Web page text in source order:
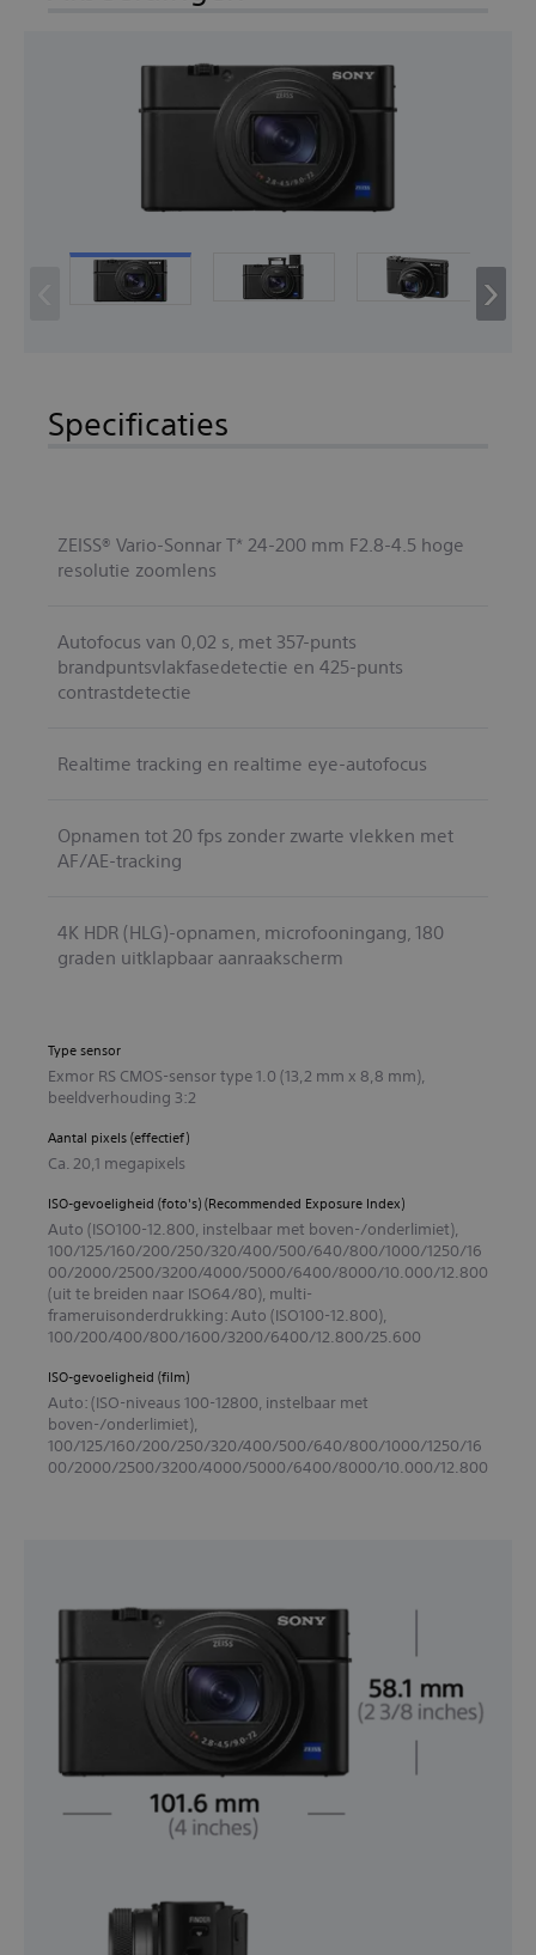
›
Specificaties
ZEISS® Vario-Sonnar T* 24-200 mm F2.8-4.5 hoge
resolutie zoomlens
Autofocus van 0,02 s, met 357-punts
brandpuntsvlakfasedetectie en 425-punts
contrastdetectie
Realtime tracking en realtime eye-autofocus
Opnamen tot 20 fps zonder zwarte vlekken met
AF/AE-tracking
4K HDR (HLG)-opnamen, microfooningang, 180
graden uitklapbaar aanraakscherm
Type sensor
Exmor RS CMOS-sensor type 1.0 (13,2 mm x 8,8 mm),
beeldverhouding 3:2
Aantal pixels (effectief)
Ca. 20,1 megapixels
ISO-gevoeligheid (foto's) (Recommended Exposure Index)
Auto (ISO100-12.800, instelbaar met boven-/onderlimiet),
100/125/160/200/250/320/400/500/640/800/1000/1250/16
00/2000/2500/3200/4000/5000/6400/8000/10.000/12.800
(uit te breiden naar ISO64/80), multi-
frameruisonderdrukking: Auto (ISO100-12.800),
100/200/400/800/1600/3200/6400/12.800/25.600
ISO-gevoeligheid (film)
Auto: (ISO-niveaus 100-12800, instelbaar met
boven-/onderlimiet),
100/125/160/200/250/320/400/500/640/800/1000/1250/16
00/2000/2500/3200/4000/5000/6400/8000/10.000/12.800